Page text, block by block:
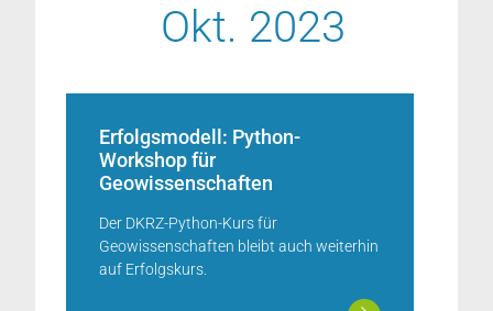
Okt. 2023
Erfolgsmodell: Python-
Workshop für
Geowissenschaften
Der DKRZ-Python-Kurs für
Geowissenschaften bleibt auch weiterhin
auf Erfolgskurs.